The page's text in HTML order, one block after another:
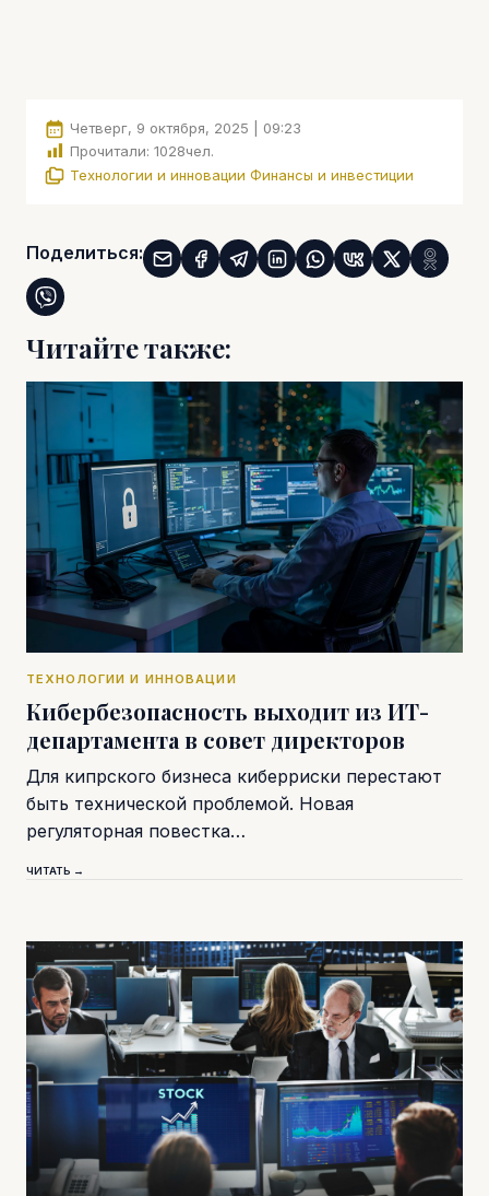
Четверг, 9 октября, 2025 | 09:23
Прочитали: 1028чел.
Технологии и инновации Финансы и инвестиции
Поделиться:
Читайте также:
ТЕХНОЛОГИИ И ИННОВАЦИИ
Кибербезопасность выходит из ИТ-
департамента в совет директоров
Для кипрского бизнеса киберриски перестают
быть технической проблемой. Новая
регуляторная повестка…
ЧИТАТЬ →